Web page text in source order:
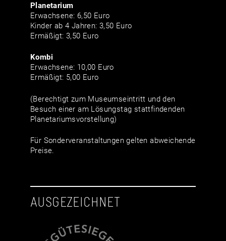
Planetarium
Erwachsene: 6,50 Euro
Kinder ab 4 Jahren: 3,50 Euro
Ermäßigt: 3,50 Euro
Kombi
Erwachsene: 10,00 Euro
Ermäßigt: 5,00 Euro
(Berechtigt zum Museumseintritt und den
Besuch einer am Lösungstag stattfindenden
Planetariumsvorstellung)
Für Sonderveranstaltungen gelten abweichende
Preise.
AUSGEZEICHNET